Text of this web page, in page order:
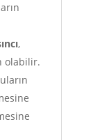
,
olabilir.